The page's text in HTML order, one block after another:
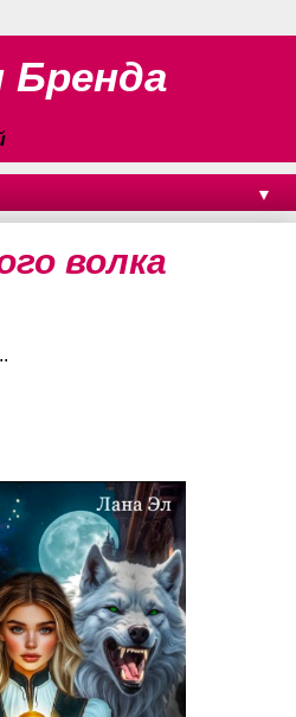
Бренда
▼
волка